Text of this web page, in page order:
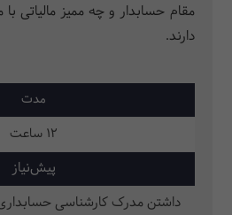
مقام حسابدار و چه ممیز مالیاتی
دارند.
مدت
12 ساعت
پیش‌نیاز
داشتن مدرک کارشناسی